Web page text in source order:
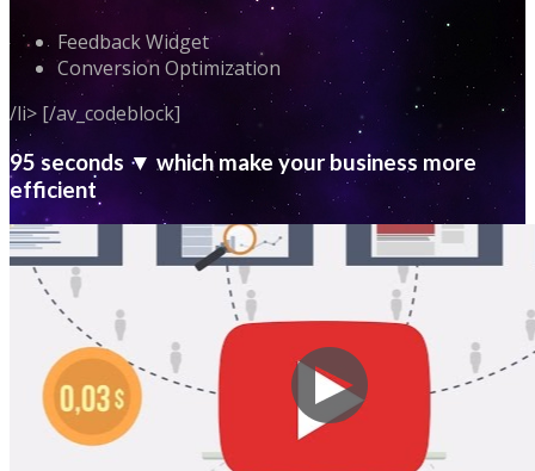
Feedback Widget
Conversion Optimization
/li> [/av_codeblock]
95 seconds ▼ which make your business more
efficient